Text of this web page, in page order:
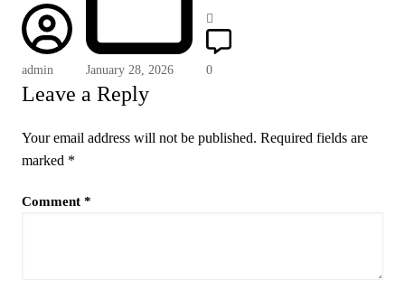
admin January 28, 2026 0
Leave a Reply
Your email address will not be published. Required fields are
marked *
Comment *